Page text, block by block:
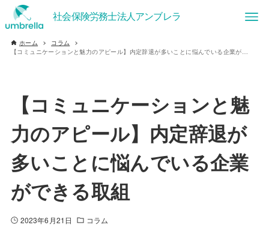
ホーム
コラム
【コミュニケーションと魅力のアピール】内定辞退が多いことに悩んでいる企業ができる取組
【コミュニケーションと魅
力のアピール】内定辞退が
多いことに悩んでいる企業
ができる取組
2023年6月21日 コラム